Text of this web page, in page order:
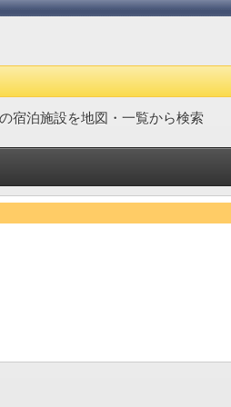
宿泊施設を地図・一覧から検索